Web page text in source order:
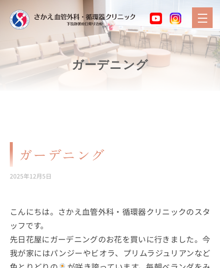
ガーデニング
ガーデニング
2025年12月5日
こんにちは。さかえ血管外科・循環器クリニックのスタ
ッフです。
先日花屋にガーデニングのお花を買いに行きました。今
我が家にはパンジーやビオラ、プリムラジュリアンなど